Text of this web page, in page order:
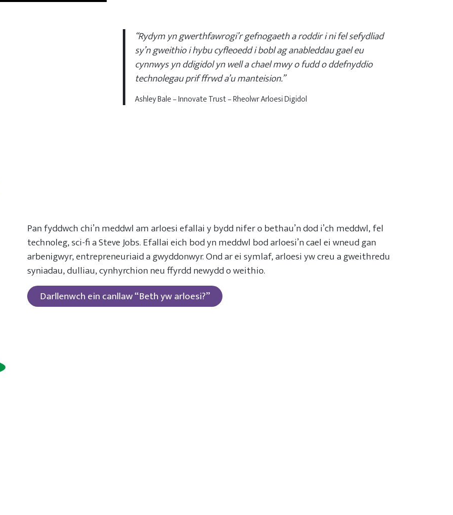
“Rydym yn gwerthfawrogi’r gefnogaeth a roddir i ni fel sefydliad
sy’n gweithio i hybu cyfleoedd i bobl ag anableddau gael eu
cynnwys yn ddigidol yn well a chael mwy o fudd o ddefnyddio
technolegau prif ffrwd a’u manteision.”
Ashley Bale – Innovate Trust – Rheolwr Arloesi Digidol
Pan fyddwch chi’n meddwl am arloesi efallai y bydd nifer o bethau’n dod i’ch meddwl, fel
technoleg, sci-fi a Steve Jobs. Efallai eich bod yn meddwl bod arloesi’n cael ei wneud gan
arbenigwyr, entrepreneuriaid a gwyddonwyr. Ond ar ei symlaf, arloesi yw creu a gweithredu
syniadau, dulliau, cynhyrchion neu ffyrdd newydd o weithio.
Darllenwch ein canllaw “Beth yw arloesi?”